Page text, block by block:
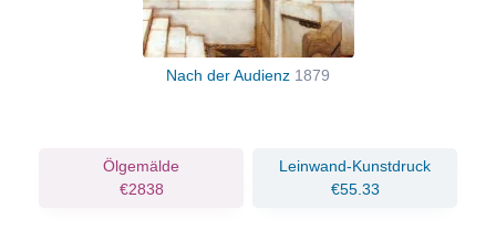
Nach der Audienz 1879
Ölgemälde
€2838
Leinwand-Kunstdruck
€55.33